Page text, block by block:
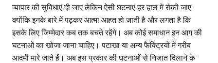
व्यापार की सुविधाएं दी जाए लेकिन ऐसी घटनाएं हर हाल में रोकी जाए
क्योंकि इनके बारे में पढ़कर आत्मा आहत हो जाती है और लगता है कि
इसके लिए जिम्मेदार कब तक बचते रहेंगे। अब कोई समाधान इन आग की
घटनाओं का खोजा जाना चाहिए। पटाखा या अन्य फैक्ट्रियों में गरीब
आदमी मारे जाते हैं। अब इस प्रकार की घटनाओं से निजात दिलाने के